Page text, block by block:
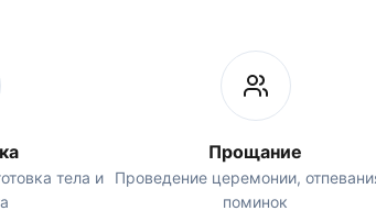
тела и
Прощание
Проведение церемонии,
поминок